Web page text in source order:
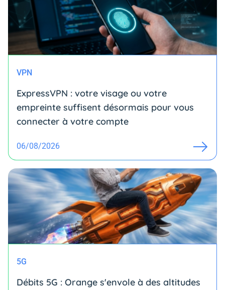
VPN
ExpressVPN : votre visage ou votre
empreinte suffisent désormais pour vous
connecter à votre compte
06/08/2026
5G
Débits 5G : Orange s'envole à des altitudes